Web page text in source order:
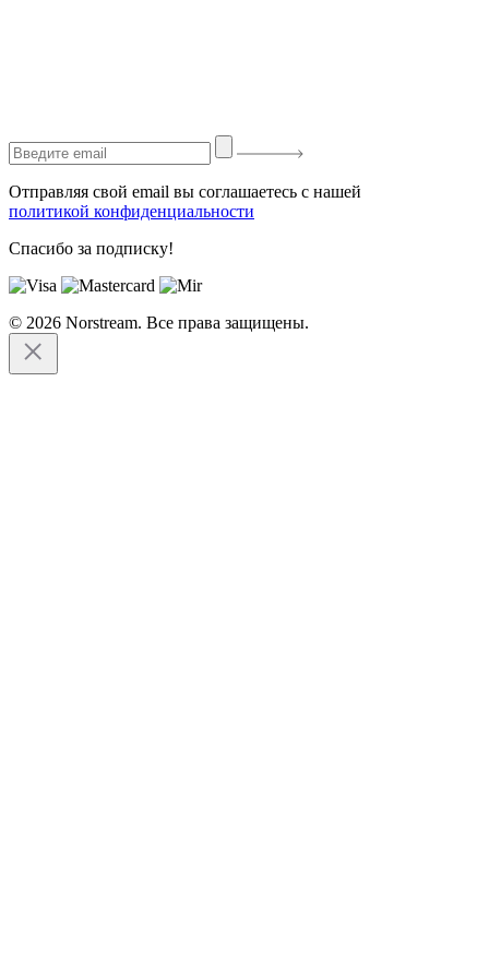
Отправляя свой email вы соглашаетесь с нашей
политикой конфиденциальности
Спасибо за подписку!
© 2026 Norstream. Все права защищены.